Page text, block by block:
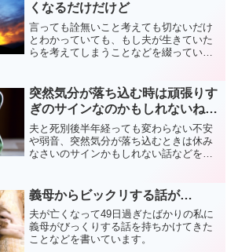
くなるだけだけど
言っても詮無いこと考えても切ないだけ
とわかっていても、もし夫が生きていた
らを考えてしまうことなどを綴っていま
突然気分が落ち込む時は頑張りす
ぎのサインなのかもしれないね…
夫と死別後半年経っても変わらない不安
や弱音、突然気分が落ち込むときは休み
なさいのサインかもしれない話などを綴
義母からビックリする話が…
夫が亡くなって49日過ぎたばかりの私に
義母がびっくりする話を持ちかけてきた
ことなどを書いています。